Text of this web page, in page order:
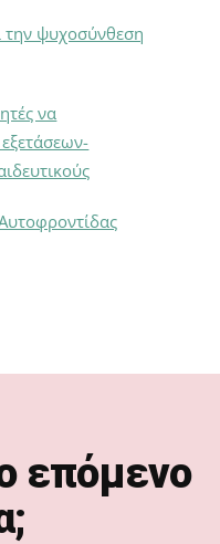
την ψυχοσύνθεση
να
επόμενο